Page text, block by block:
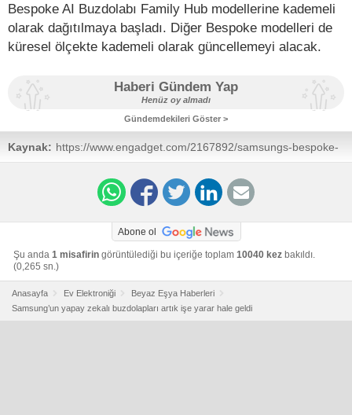
Bespoke AI Buzdolabı Family Hub modellerine kademeli
olarak dağıtılmaya başladı. Diğer Bespoke modelleri de
küresel ölçekte kademeli olarak güncellemeyi alacak.
Haberi Gündem Yap
Henüz oy almadı
Gündemdekileri Göster >
Kaynak: https://www.engadget.com/2167892/samsungs-bespoke-
update-is-big-step-towards-a-useful-ai-for-your-fridge/
Abone ol
Şu anda 1 misafirin görüntülediği bu içeriğe toplam 10040 kez bakıldı.
(0,265 sn.)
Anasayfa Ev Elektroniği
Beyaz Eşya Haberleri
Samsung’un yapay zekalı buzdolapları artık işe yarar hale geldi